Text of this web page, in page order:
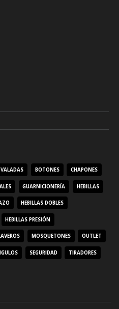
BOTONES CHAPONES
GUARNICIONERÍA HEBILLAS
HEBILLAS DOBLES
HEBILLAS PRESIÓN
MOSQUETONES OUTLET
SEGURIDAD TIRADORES